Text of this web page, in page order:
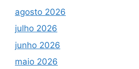
agosto 2026
julho 2026
junho 2026
maio 2026